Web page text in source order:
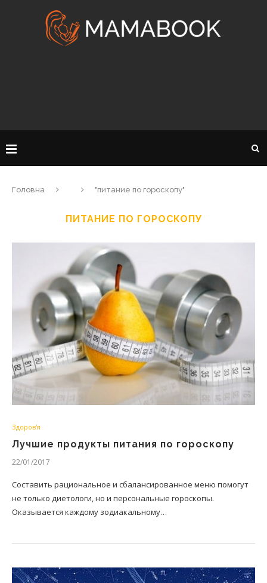
Головна "питание по гороскопу"
ПИТАНИЕ ПО ГОРОСКОПУ
Здоров'я
Лучшие продукты питания по гороскопу
22/01/2017
Составить рациональное и сбалансированное меню помогут
не только диетологи, но и персональные гороскопы.
Оказывается каждому зодиакальному…